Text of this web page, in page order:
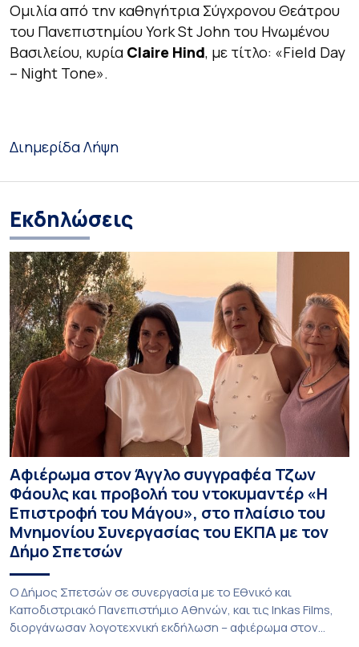
Ομιλία από την καθηγήτρια Σύγχρονου Θεάτρου
του Πανεπιστημίου York St John του Ηνωμένου
Βασιλείου, κυρία Claire Hind, με τίτλο: «Field Day
– Night Tone».
ΔιημερίδαΛήψη
Εκδηλώσεις
Αφιέρωμα στον Άγγλο συγγραφέα Τζων
Φάουλς και προβολή του ντοκυμαντέρ «Η
Επιστροφή του Μάγου», στο πλαίσιο του
Μνημονίου Συνεργασίας του ΕΚΠΑ με τον
Δήμο Σπετσών
Ο Δήμος Σπετσών σε συνεργασία με το Εθνικό και
Καποδιστριακό Πανεπιστήμιο Αθηνών, και τις Inkas Films,
διοργάνωσαν λογοτεχνική εκδήλωση – αφιέρωμα στον